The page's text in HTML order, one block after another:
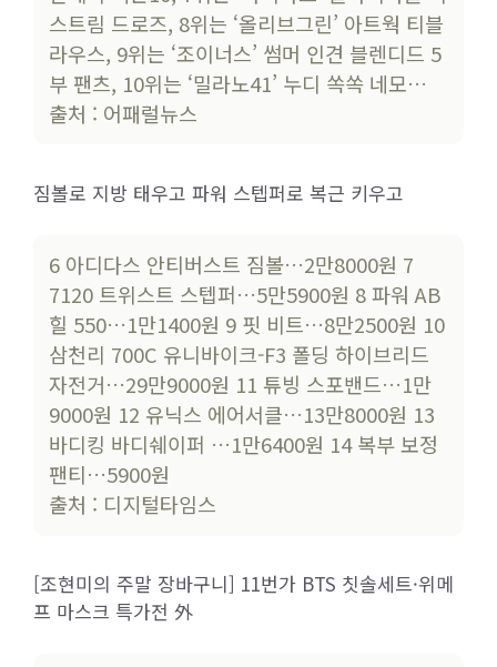
스트림 드로즈, 8위는 ‘올리브그린’ 아트웍 티블
라우스, 9위는 ‘조이너스’ 썸머 인견 블렌디드 5
부 팬츠, 10위는 ‘밀라노41’ 누디 쏙쏙 네모…
출처 : 어패럴뉴스
짐볼로 지방 태우고 파워 스텝퍼로 복근 키우고
6 아디다스 안티버스트 짐볼…2만8000원 7
7120 트위스트 스텝퍼…5만5900원 8 파워 AB
힐 550…1만1400원 9 핏 비트…8만2500원 10
삼천리 700C 유니바이크-F3 폴딩 하이브리드
자전거…29만9000원 11 튜빙 스포밴드…1만
9000원 12 유닉스 에어서클…13만8000원 13
바디킹 바디쉐이퍼 …1만6400원 14 복부 보정
팬티…5900원
출처 : 디지털타임스
[조현미의 주말 장바구니] 11번가 BTS 칫솔세트·위메
프 마스크 특가전 外